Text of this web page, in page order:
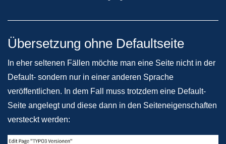
Übersetzung ohne Defaultseite
In eher seltenen Fällen möchte man eine Seite nicht in der
Default- sondern nur in einer anderen Sprache
veröffentlichen. In dem Fall muss trotzdem eine Default-
Seite angelegt und diese dann in den Seiteneigenschaften
versteckt werden: